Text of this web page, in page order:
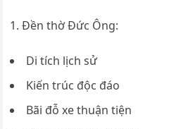
Đền thờ Đức Ông:
Di tích lịch sử
Kiến trúc độc đáo
Bãi đỗ xe thuận tiện